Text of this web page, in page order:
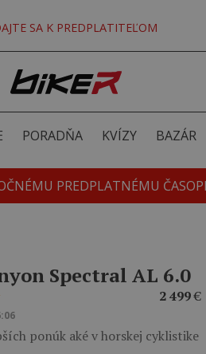
SA K PREDPLATITEĽOM
PORADŇA KVÍZY BAZÁR
PREDPLATNÉMU
Spectral AL 6.0
2 499€
ponúk aké v horskej cyklistike